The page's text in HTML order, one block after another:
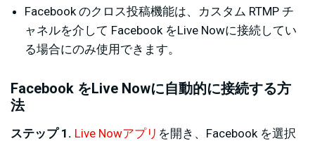
Facebook のクロス投稿機能は、カスタム RTMP チ
ャネルを介して Facebook をLive Nowに接続してい
る場合にのみ使用できます。
Facebook をLive Nowに自動的に接続する方
法
ステップ 1. Live Nowアプリ を開き、Facebook を選択